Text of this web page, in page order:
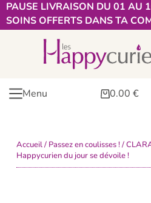
PAUSE LIVRAISON DU 01 AU
SOINS OFFERTS DANS TA
Menu 0.00 €
Accueil/ Passez en coulisses !/
Happycurien du jour se dévoile !